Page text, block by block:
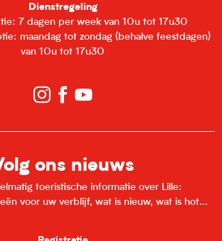
Dienstregeling
7 dagen per week van 10u tot 17u30
maandag tot zondag (behalve feestdagen)
van 10u tot 17u30
ons nieuws
toeristische informatie over Lille:
voor uw verblijf, wat is nieuw, wat is hot...